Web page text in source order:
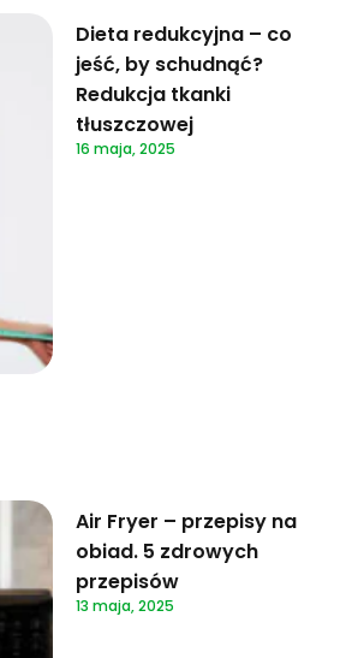
Dieta redukcyjna – co
jeść, by schudnąć?
Redukcja tkanki
tłuszczowej
16 maja, 2025
Air Fryer – przepisy na
obiad. 5 zdrowych
przepisów
13 maja, 2025